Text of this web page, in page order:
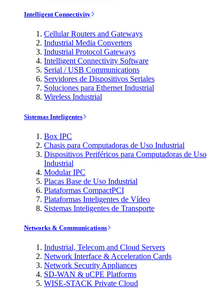
Intelligent Connectivity
Cellular Routers and Gateways
Industrial Media Converters
Industrial Protocol Gateways
Intelligent Connectivity Software
Serial / USB Communications
Servidores de Dispositivos Seriales
Soluciones para Ethernet Industrial
Wireless Industrial
Sistemas Inteligentes
Box IPC
Chasis para Computadoras de Uso Industrial
Dispositivos Periféricos para Computadoras de Uso
Industrial
Modular IPC
Placas Base de Uso Industrial
Plataformas CompactPCI
Plataformas Inteligentes de Vídeo
Sistemas Inteligentes de Transporte
Networks & Communications
Industrial, Telecom and Cloud Servers
Network Interface & Acceleration Cards
Network Security Appliances
SD-WAN & uCPE Platforms
WISE-STACK Private Cloud